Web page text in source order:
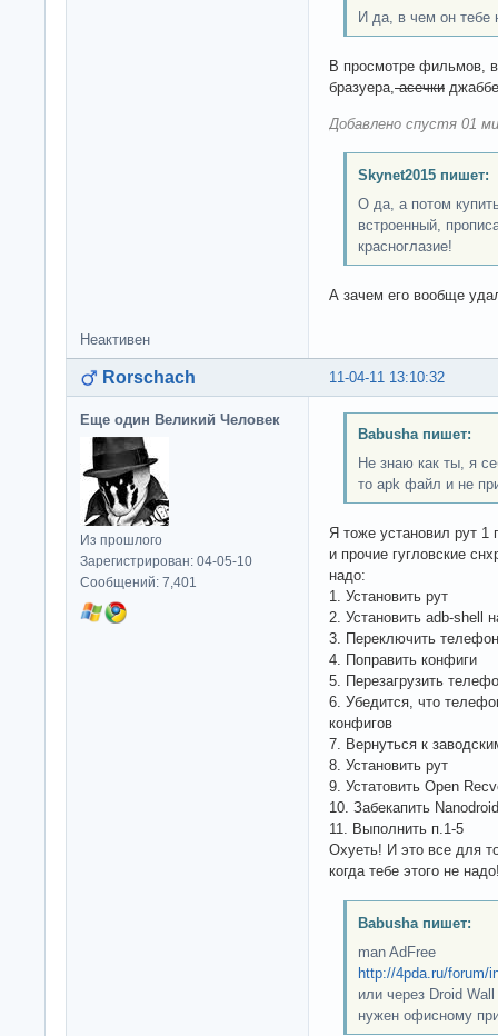
И да, в чем он тебе
В просмотре фильмов,
бразуера, асечки
Добавлено спустя 01
Skynet2015 пишет:
О да, а потом
встроенный,
красноглазие!
А зачем его вообще
Неактивен
11-04-11 13:10:32
Rorschach
Еще один Великий Человек
Из прошлого
Зарегистрирован: 04-05-10
Сообщений: 7,401
Babusha пишет:
Не знаю как ты, я
то apk файл и не
Я тоже установил рут 1
и прочие гугловские
надо:
1. Установить рут
2. Установить adb-shell
3. Переключить
4. Поправить конфиги
5. Перезагрузить
6. Убедится, что
конфигов
7. Вернуться к
8. Установить рут
9. Устатовить Open
10. Забекапить
11. Выполнить п.1-5
Охуеть! И это все для
когда тебе этого не
Babusha пишет:
man AdFree
http://4pda.ru/forum/
или через Droid
нужен офисному